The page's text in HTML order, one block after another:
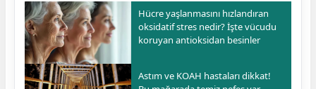
Hücre yaşlanmasını hızlandıran
oksidatif stres nedir? İşte vücudu
koruyan antioksidan besinler
Astım ve KOAH hastaları dikkat!